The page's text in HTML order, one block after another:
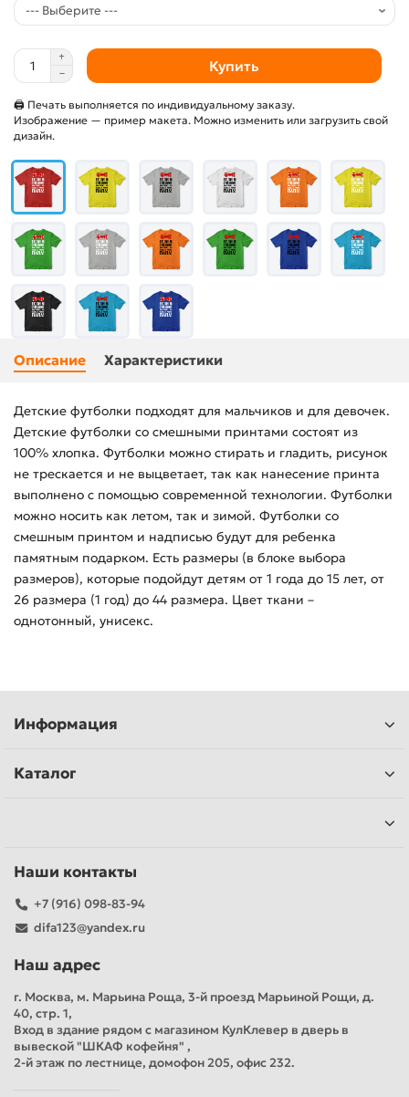
Купить
🖨 Печать выполняется по индивидуальному заказу.
Изображение — пример макета. Можно изменить или загрузить свой
дизайн.
Описание Характеристики
Детские футболки подходят для мальчиков и для девочек.
Детские футболки со смешными принтами состоят из
100% хлопка. Футболки можно стирать и гладить, рисунок
не трескается и не выцветает, так как нанесение принта
выполнено с помощью современной технологии. Футболки
можно носить как летом, так и зимой. Футболки со
смешным принтом и надписью будут для ребенка
памятным подарком. Есть размеры (в блоке выбора
размеров), которые подойдут детям от 1 года до 15 лет, от
26 размера (1 год) до 44 размера. Цвет ткани –
однотонный, унисекс.
Информация
Каталог
Наши контакты
+7 (916) 098-83-94
difa123@yandex.ru
Наш адрес
г. Москва, м. Марьина Роща, 3-й проезд Марьиной Рощи, д.
40, стр. 1,
Вход в здание рядом с магазином КулКлевер в дверь в
вывеской "ШКАФ кофейня" ,
2-й этаж по лестнице, домофон 205, офис 232.